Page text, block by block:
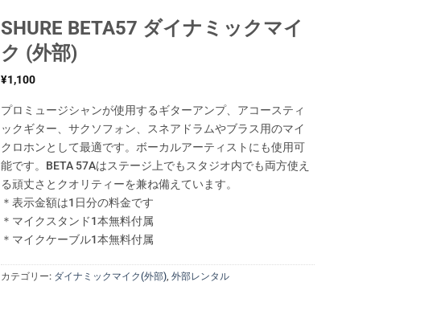
SHURE BETA57 ダイナミックマイ
ク (外部)
¥1,100
プロミュージシャンが使用するギターアンプ、アコースティ
ックギター、サクソフォン、スネアドラムやブラス用のマイ
クロホンとして最適です。ボーカルアーティストにも使用可
能です。BETA 57Aはステージ上でもスタジオ内でも両方使え
る頑丈さとクオリティーを兼ね備えています。
＊表示金額は1日分の料金です
＊マイクスタンド1本無料付属
＊マイクケーブル1本無料付属
カテゴリー: ダイナミックマイク(外部) 外部レンタル